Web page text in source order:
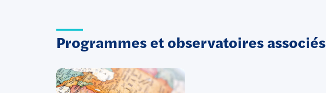
Programmes et observatoires associés